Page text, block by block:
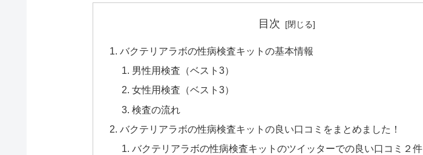
目次
バクテリアラボの性病検査キットの基本情報
男性用検査（ベスト3）
女性用検査（ベスト3）
検査の流れ
バクテリアラボの性病検査キットの良い口コミをまとめました！
バクテリアラボの性病検査キットのツイッターでの良い口コミ２件